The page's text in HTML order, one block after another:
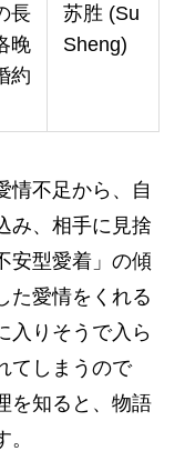
長
晚
約
苏胜 (Su
Sheng)
情不足から、自
み、相手に見捨
安型愛着」の傾
た愛情をくれる
入りそうで入ら
てしまうので
を知ると、物語